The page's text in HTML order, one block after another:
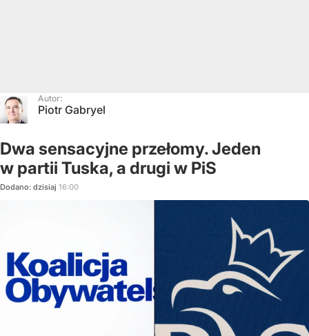
Autor:
Piotr Gabryel
Dwa sensacyjne przełomy. Jeden
w partii Tuska, a drugi w PiS
Dodano: dzisiaj 16:00